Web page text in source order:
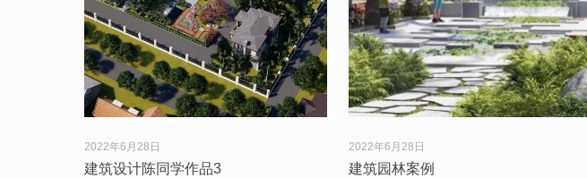
2022年6月28日
建筑设计陈同学作品3
2022年6月28日
建筑园林案例